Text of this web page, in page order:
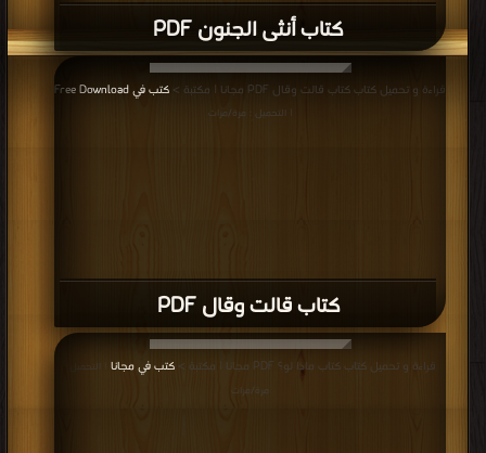
كتاب أنثى الجنون PDF
كتاب قالت وقال PDF
قراءة و تحميل كتاب كتاب قالت وقال PDF مجانا | مكتبة > كتب في Free Download
| التحميل : مرة/مرات
قراءة و تحميل كتاب كتاب ماذا لو؟ PDF مجانا | مكتبة > كتب في مجانا | التحميل :
مرة/مرات